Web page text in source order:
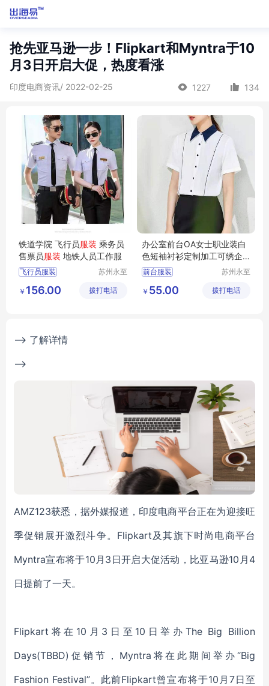
抢先亚马逊一步！Flipkart和Myntra于10
月3日开启大促，热度看涨
印度电商资讯/ 2022-02-25 1227 134
铁道学院 飞行员服装 乘务员
售票员服装 地铁人员工作服
飞行员服装
地铁人员工作服
苏州永至
限公司
￥ 156.00 拨打电话
办公室前台OA女士职业装白
色短袖衬衫定制加工可绣企
业标志
前台服装
女士白衬衫
苏州永至
限公司
￥ 55.00 拨打电话
--> 了解详情
-->
AMZ123获悉，据外媒报道，印度电商平台正在为迎接旺
季促销展开激烈斗争。Flipkart及其旗下时尚电商平台
Myntra宣布将于10月3日开启大促活动，比亚马逊10月4
日提前了一天。
Flipkart将在10月3日至10日举办The Big Billion
Days(TBBD)促销节，Myntra将在此期间举办“Big
Fashion Festival”。此前Flipkart曾宣布将于10月7日至